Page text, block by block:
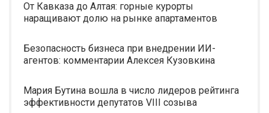
От Кавказа до Алтая: горные курорты
наращивают долю на рынке апартаментов
Безопасность бизнеса при внедрении ИИ-
агентов: комментарии Алексея Кузовкина
Мария Бутина вошла в число лидеров рейтинга
эффективности депутатов VIII созыва